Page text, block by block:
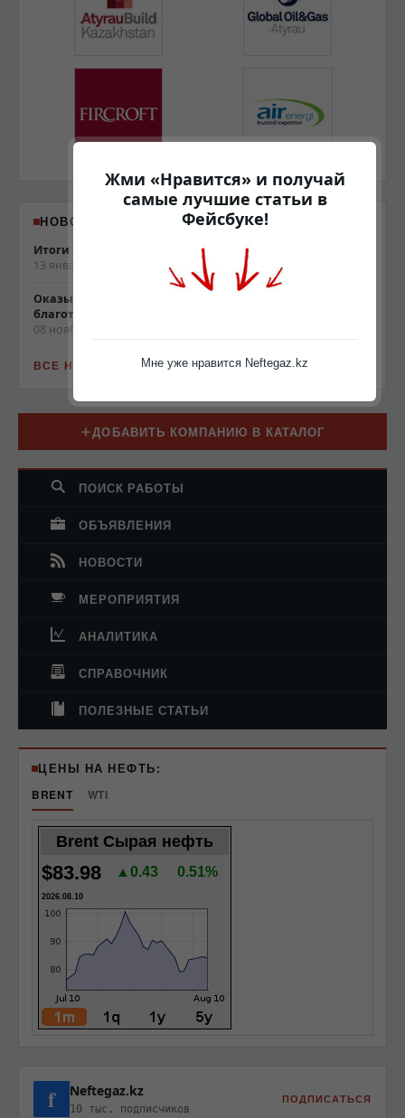
ДОБАВИТЬ КОМПАНИЮ В КАТАЛОГ
ПОИСК РАБОТЫ
ОБЪЯВЛЕНИЯ
НОВОСТИ
МЕРОПРИЯТИЯ
АНАЛИТИКА
СПРАВОЧНИК
ПОЛЕЗНЫЕ СТАТЬИ
ЦЕНЫ НА НЕФТЬ:
BRENT
WTI
Brent Сырая нефть
$83.98 ▲0.43 0.51%
2026.08.10
f Neftegaz.kz
10 тыс. подписчиков
ПОДПИСАТЬСЯ
НОВОСТИ NEFTEGAZ.KZ
Итоги 2013 года
13 января 2014, 19:22
Оказываем поддержку для социальных и
благотворительных проектов
08 ноября 2013, 17:44
ВСЕ НОВОСТИ САЙТА
Жми «Нравится» и получай
самые лучшие статьи в
Фейсбуке!
Мне уже нравится Neftegaz.kz